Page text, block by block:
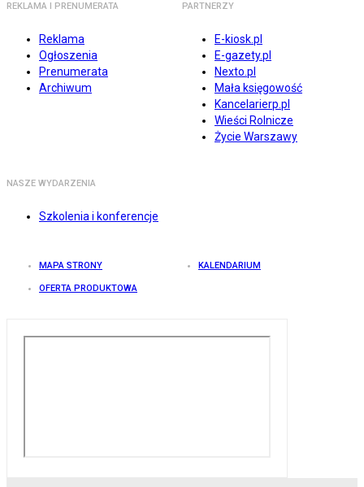
REKLAMA I PRENUMERATA
Reklama
Ogłoszenia
Prenumerata
Archiwum
PARTNERZY
E-kiosk.pl
E-gazety.pl
Nexto.pl
Mała księgowość
Kancelarierp.pl
Wieści Rolnicze
Życie Warszawy
NASZE WYDARZENIA
Szkolenia i konferencje
MAPA STRONY KALENDARIUM
OFERTA PRODUKTOWA